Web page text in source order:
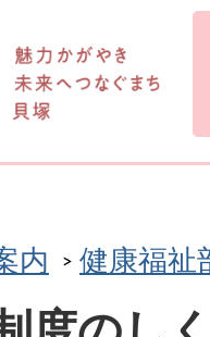
内 健康福祉